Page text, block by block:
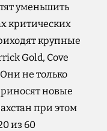
уменьшить
критических
крупные
Gold, Cove
не только
новые
при этом
из 60